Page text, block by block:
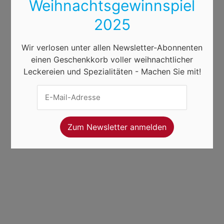
Weihnachtsgewinnspiel
2025
Wir verlosen unter allen Newsletter-Abonnenten
einen Geschenkkorb voller weihnachtlicher
Leckereien und Spezialitäten - Machen Sie mit!